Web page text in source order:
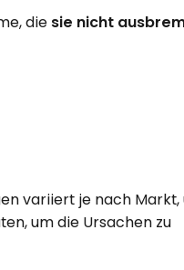
die sie nicht
variiert je nach Markt,
um die Ursachen zu